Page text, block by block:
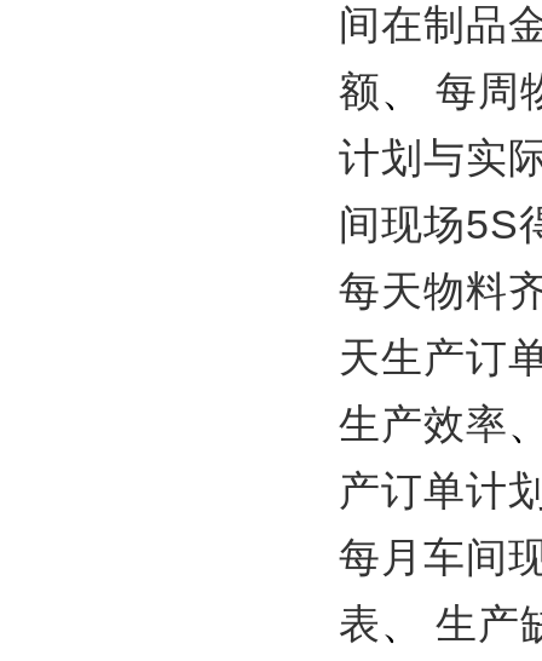
间在制品
额、 每周
计划与实
间现场5S
每天物料
天生产订
生产效率
产订单计
每月车间
表、 生产